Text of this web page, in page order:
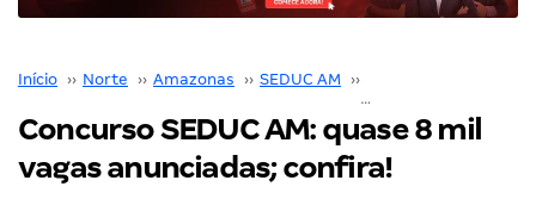
Início ›› Norte ›› Amazonas ›› SEDUC AM ››
Concurso SEDUC AM: quase 8 mil
vagas anunciadas; confira!